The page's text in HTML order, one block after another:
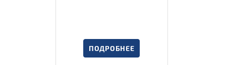
ПОДРОБНЕЕ